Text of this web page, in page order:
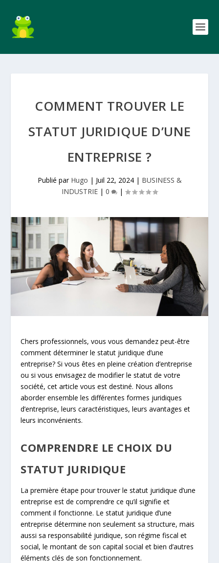
COMMENT TROUVER LE
STATUT JURIDIQUE D’UNE
ENTREPRISE ?
Publié par Hugo | Juil 22, 2024| BUSINESS &
INDUSTRIE | 0 |
Chers professionnels, vous vous demandez peut-être
comment déterminer le statut juridique d’une
entreprise? Si vous êtes en pleine création d’entreprise
ou si vous envisagez de modifier le statut de votre
société, cet article vous est destiné. Nous allons
aborder ensemble les différentes formes juridiques
d’entreprise, leurs caractéristiques, leurs avantages et
leurs inconvénients.
COMPRENDRE LE CHOIX DU
STATUT JURIDIQUE
La première étape pour trouver le statut juridique d’une
entreprise est de comprendre ce qu’il signifie et
comment il fonctionne. Le statut juridique d’une
entreprise détermine non seulement sa structure, mais
aussi sa responsabilité juridique, son régime fiscal et
social, le montant de son capital social et bien d’autres
éléments clés de son fonctionnement.